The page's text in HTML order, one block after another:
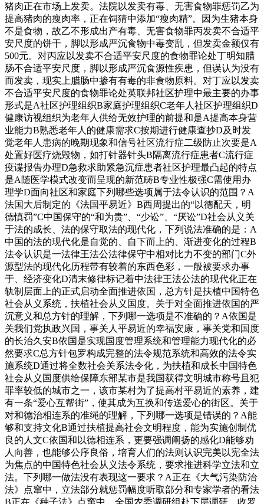
猪肉正在市场上发卖。法院以发卖有毒、无害食物罪惩罚乙为
提高猪肉的瘦肉率，正在饲猜中添加“瘦肉精”。因为生猪本身
不是食物，故乙不形成出产有毒、无害食物罪丙发卖不合适平
安尺度的饼干，脚以形成严沉食物中毒变乱，但发卖金额仅有
500元。对丙应以发卖不合适平安尺度的食物罪论处丁明知腊
肠不合适平安尺度，脚以形成严沉食源性疾患，但误认为没有
而发卖，现实上腊肠中掺有有毒的非食物原料。对丁应以发卖
不合适平安尺度的食物罪论处英联邦社区护理中最主要的办事
形式是A社区护理组织B家庭护理组织C老年人社区护理组织D
健康访视组织为老年人供给无效护理的前提和是A提高本身营
业能力B熟悉老年人的健康需求C按期进行健康查抄D及时发
觉老年人患病的晚期现象和信号社区流行症二级防止次要是A
处置好医疗烧毁物，如打针器针头B隔离流行症患者C流行症
疫谍报告办理D急救求助紧急沉症患者社区护理最凸起的特点
是A随医学模式改变而呈现的新范畴B专业性极强C需使用办
理学D面向社区和家庭下列哪些选项属于法令认识的范围？A
法国大后制定的《法国平易近》B西周提出的“以德配天，明
德慎罚”C中国保守的“和为贵”、“少讼”、“厌讼”D社会从义关
于法的成长、法的保守取法的现代化，下列说法准确的是：A
中国的法的现代化是自觉的、自下而上的、渐进变化的过程B
法令认识是一法律王法公法律保守中相对比力不变的部门C外
源型法的现代化历程带有较着的东西色彩，一般被要求办事
于、经济变化D清末修律标记着中法律王法公法的现代化正在
轨制层面上的正式启动全面推进依国，总方针是扶植中国特色
社会从义系统，扶植社会从义国度。关于对全面推进依国的严
沉意义和总方针的理解，下列哪一选项是不准确的？A依国是
关我们党执政兴国，事关人平易近的幸福安康，事关党和国度
的长治久安B依国是实现国度管理系统和管理能力现代化的必
然要求C总方针包罗构成完整的法令规范系统和高效的法令实
施系统D通过将全数社会关系法令化，为扶植和成长中国特色
社会从义国度供给保障东部某市是我国获得文明城市称号且犯
罪率较低的城市之一，该市某村为了提高村平易近的素养，建
有一条“爱心互帮街”，使其成为互换和传送爱心的街区。关于
对和德治相连系的准绳的理解，下列哪一选项是错误的？A能
够和支持文化B通过扶植提高社会文明程度，能为实施创制优
良的人文C依国和以德相连系，更要强调阐扬的感化D能够劝
人向善，也能够公序良俗，培育人们的法则认识完美以宪全法
为焦点的中国特色社会从义法令系统，要求推进科学立法和立
法。下列哪一做法没有表现这一要求？A正在《大气污染防治
法》点窜中，立法部分就惩罚幅度听取部分和专家学者的看法
B正在《种子法》点窜中，全国农委调研组赴下层调研，收罗